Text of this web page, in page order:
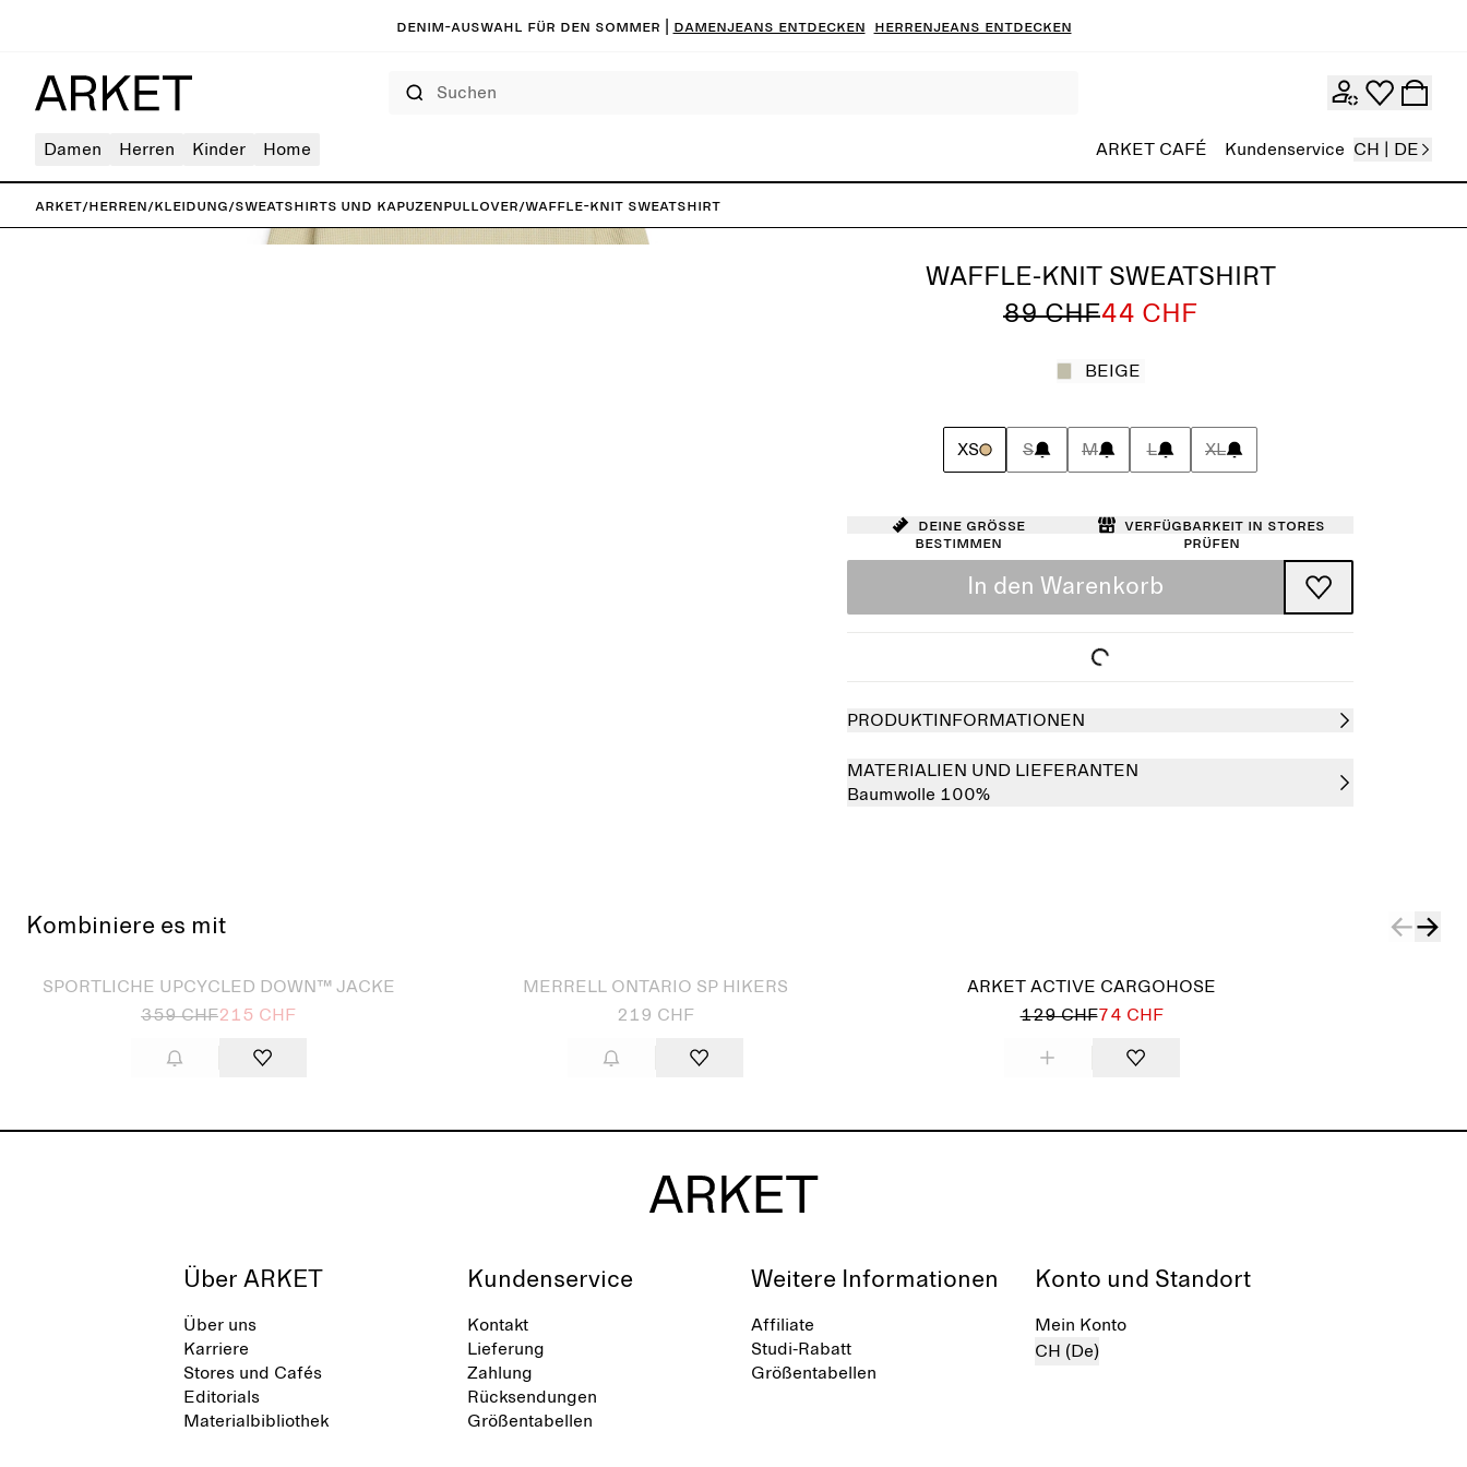
Denim-Auswahl für den Sommer | Damenjeans entdecken Herrenjeans entdecken
Damen Herren Kinder Home ARKET CAFÉ Kundenservice CH | DE
ARKET/Herren/Kleidung/Sweatshirts und Kapuzenpullover/Waffle-Knit Sweatshirt
WAFFLE-KNIT SWEATSHIRT
89 CHF44 CHF
BEIGE
XS S M L XL
Deine Größe
bestimmen
Verfügbarkeit in Stores
prüfen
In den Warenkorb
PRODUKTINFORMATIONEN
MATERIALIEN UND LIEFERANTEN
Baumwolle 100%
Kombiniere es mit
Ausverkauft
SPORTLICHE UPCYCLED DOWN™ JACKE
359 CHF215 CHF
MERRELL ONTARIO SP HIKERS
219 CHF
ARKET ACTIVE CARGOHOSE
129 CHF74 CHF
Über ARKET
Über uns
Karriere
Stores und Cafés
Editorials
Materialbibliothek
Kundenservice
Kontakt
Lieferung
Zahlung
Rücksendungen
Größentabellen
Weitere Informationen
Affiliate
Studi-Rabatt
Größentabellen
Konto und Standort
Mein Konto
CH (De)